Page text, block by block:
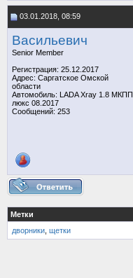
03.01.2018, 08:59
Васильевич
Senior Member
Регистрация: 25.12.2017
Адрес: Саргатское Омской
области
Автомобиль: LADA Xray 1.8 МКПП
люкс 08.2017
Сообщений: 253
Метки
дворники щетки